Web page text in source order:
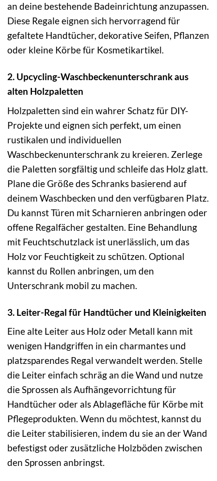
an deine bestehende Badeinrichtung anzupassen.
Diese Regale eignen sich hervorragend für
gefaltete Handtücher, dekorative Seifen, Pflanzen
oder kleine Körbe für Kosmetikartikel.
2. Upcycling-Waschbeckenunterschrank aus
alten Holzpaletten
Holzpaletten sind ein wahrer Schatz für DIY-
Projekte und eignen sich perfekt, um einen
rustikalen und individuellen
Waschbeckenunterschrank zu kreieren. Zerlege
die Paletten sorgfältig und schleife das Holz glatt.
Plane die Größe des Schranks basierend auf
deinem Waschbecken und den verfügbaren Platz.
Du kannst Türen mit Scharnieren anbringen oder
offene Regalfächer gestalten. Eine Behandlung
mit Feuchtschutzlack ist unerlässlich, um das
Holz vor Feuchtigkeit zu schützen. Optional
kannst du Rollen anbringen, um den
Unterschrank mobil zu machen.
3. Leiter-Regal für Handtücher und Kleinigkeiten
Eine alte Leiter aus Holz oder Metall kann mit
wenigen Handgriffen in ein charmantes und
platzsparendes Regal verwandelt werden. Stelle
die Leiter einfach schräg an die Wand und nutze
die Sprossen als Aufhängevorrichtung für
Handtücher oder als Ablagefläche für Körbe mit
Pflegeprodukten. Wenn du möchtest, kannst du
die Leiter stabilisieren, indem du sie an der Wand
befestigst oder zusätzliche Holzböden zwischen
den Sprossen anbringst.